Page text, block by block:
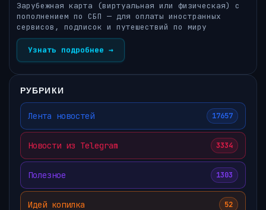
Зарубежная карта (виртуальная или физическая) с
пополнением по СБП — для оплаты иностранных
сервисов, подписок и путешествий по миру
Узнать подробнее →
РУБРИКИ
Лента новостей 17657
Новости из Telegram 3334
Полезное 1303
Идей копилка 52